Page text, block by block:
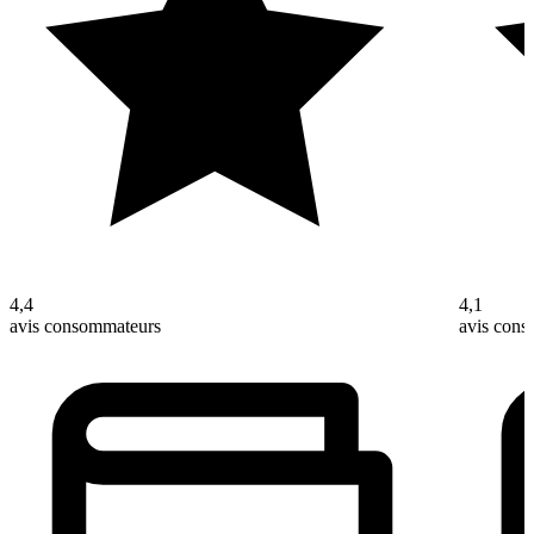
4,4
avis consommateurs
4,1
avis